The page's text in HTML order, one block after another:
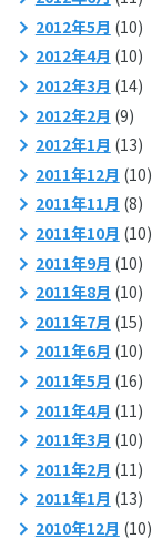
2012年5月 (10)
2012年4月 (10)
2012年3月 (14)
2012年2月 (9)
2012年1月 (13)
2011年12月 (10)
2011年11月 (8)
2011年10月 (10)
2011年9月 (10)
2011年8月 (10)
2011年7月 (15)
2011年6月 (10)
2011年5月 (16)
2011年4月 (11)
2011年3月 (10)
2011年2月 (11)
2011年1月 (13)
2010年12月 (10)